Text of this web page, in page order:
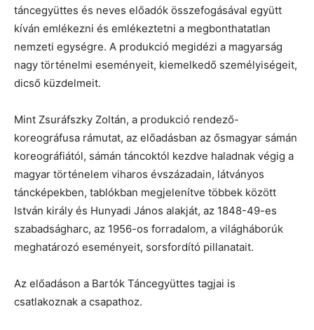
táncegyüttes és neves előadók összefogásával együtt
kíván emlékezni és emlékeztetni a megbonthatatlan
nemzeti egységre. A produkció megidézi a magyarság
nagy történelmi eseményeit, kiemelkedő személyiségeit,
dicső küzdelmeit.
Mint Zsuráfszky Zoltán, a produkció rendező-
koreográfusa rámutat, az előadásban az ősmagyar sámán
koreográfiától, sámán táncoktól kezdve haladnak végig a
magyar történelem viharos évszázadain, látványos
táncképekben, tablókban megjelenítve többek között
István király és Hunyadi János alakját, az 1848-49-es
szabadságharc, az 1956-os forradalom, a világháborúk
meghatározó eseményeit, sorsfordító pillanatait.
Az előadáson a Bartók Táncegyüttes tagjai is
csatlakoznak a csapathoz.